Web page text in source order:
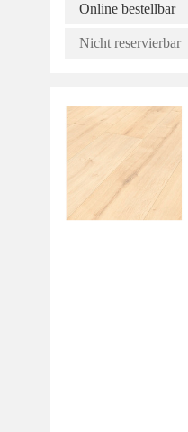
Online bestellbar
Nicht reservierbar